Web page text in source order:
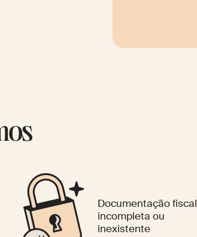
Documentação fiscal
incompleta ou
inexistente